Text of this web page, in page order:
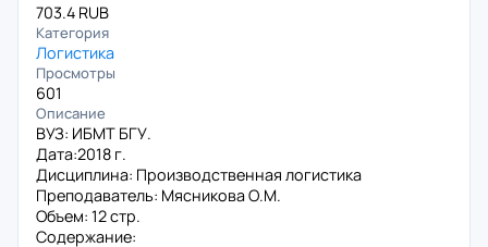
703.4 RUB
Категория
Логистика
Просмотры
601
Описание
ВУЗ: ИБМТ БГУ.
Дата:2018 г.
Дисциплина: Производственная логистика
Преподаватель: Мясникова О.М.
Объем: 12 стр.
Содержание: